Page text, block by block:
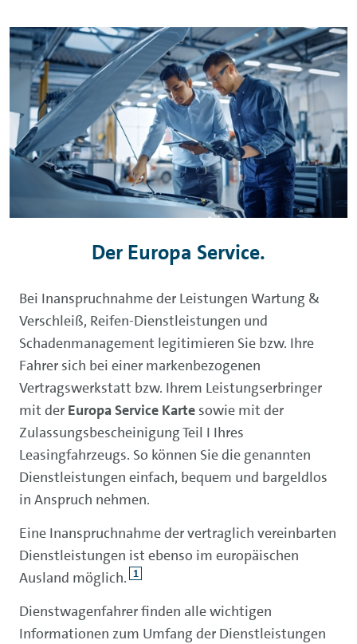
Der Europa Service.
Bei Inanspruchnahme der Leistungen Wartung &
Verschleiß, Reifen-Dienstleistungen und
Schadenmanagement legitimieren Sie bzw. Ihre
Fahrer sich bei einer markenbezogenen
Vertragswerkstatt bzw. Ihrem Leistungserbringer
mit der Europa Service Karte sowie mit der
Zulassungsbescheinigung Teil I Ihres
Leasingfahrzeugs. So können Sie die genannten
Dienstleistungen einfach, bequem und bargeldlos
in Anspruch nehmen.
Eine Inanspruchnahme der vertraglich vereinbarten
Dienstleistungen ist ebenso im europäischen
Ausland möglich. 1
Dienstwagenfahrer finden alle wichtigen
Informationen zum Umfang der Dienstleistungen